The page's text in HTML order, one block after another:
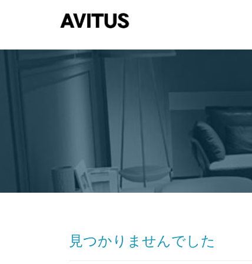
見つかりませんでした